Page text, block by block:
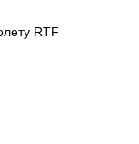
RTF